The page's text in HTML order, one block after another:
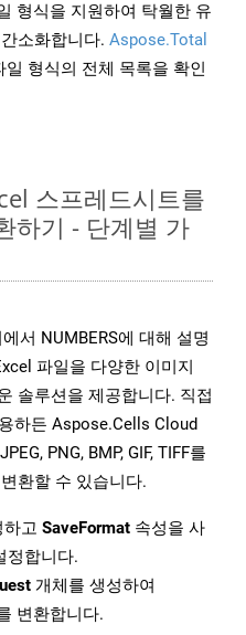
형식을 지원하여 탁월한 유
소화합니다. Aspose.Total
형식의 전체 목록을 확인
스프레드시트를
하기 - 단계별 가
서 NUMBERS에 대해 설명
파일을 다양한 이미지
솔루션을 제공합니다. 직접
하든 Aspose.Cells Cloud
PNG, BMP, GIF, TIFF를
환할 수 있습니다.
하고 SaveFormat 속성을 사
정합니다.
개체를 생성하여
변환합니다.